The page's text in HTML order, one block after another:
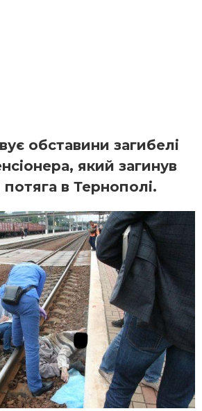
обставини загибелі
який загинув
в Тернополі.